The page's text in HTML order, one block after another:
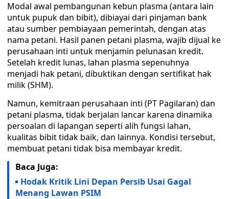
Modal awal pembangunan kebun plasma (antara lain
untuk pupuk dan bibit), dibiayai dari pinjaman bank
atau sumber pembiayaan pemerintah, dengan atas
nama petani. Hasil panen petani plasma, wajib dijual ke
perusahaan inti untuk menjamin pelunasan kredit.
Setelah kredit lunas, lahan plasma sepenuhnya
menjadi hak petani, dibuktikan dengan sertifikat hak
milik (SHM).
Namun, kemitraan perusahaan inti (PT Pagilaran) dan
petani plasma, tidak berjalan lancar karena dinamika
persoalan di lapangan seperti alih fungsi lahan,
kualitas bibit tidak baik, dan lainnya. Kondisi tersebut,
membuat petani tidak bisa membayar kredit.
Baca Juga:
Hodak Kritik Lini Depan Persib Usai Gagal
Menang Lawan PSIM